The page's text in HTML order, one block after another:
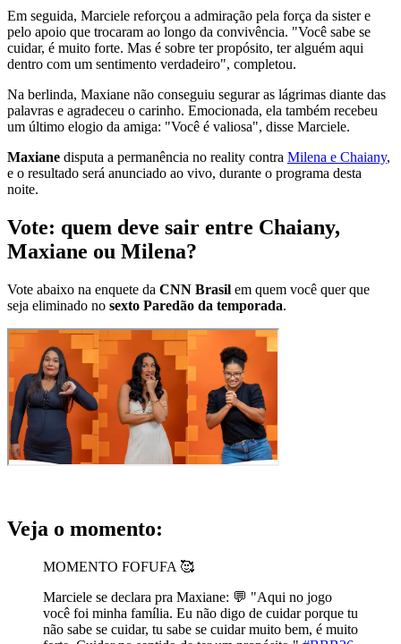
Em seguida, Marciele reforçou a admiração pela força da sister e
pelo apoio que trocaram ao longo da convivência. "Você sabe se
cuidar, é muito forte. Mas é sobre ter propósito, ter alguém aqui
dentro com um sentimento verdadeiro", completou.
Na berlinda, Maxiane não conseguiu segurar as lágrimas diante das
palavras e agradeceu o carinho. Emocionada, ela também recebeu
um último elogio da amiga: "Você é valiosa", disse Marciele.
Maxiane disputa a permanência no reality contra Milena e Chaiany,
e o resultado será anunciado ao vivo, durante o programa desta
noite.
Vote: quem deve sair entre Chaiany,
Maxiane ou Milena?
Vote abaixo na enquete da CNN Brasil em quem você quer que
seja eliminado no sexto Paredão da temporada.
Veja o momento:
MOMENTO FOFUFA 🥰
Marciele se declara pra Maxiane: 💬 "Aqui no jogo
você foi minha família. Eu não digo de cuidar porque tu
não sabe se cuidar, tu sabe se cuidar muito bem, é muito